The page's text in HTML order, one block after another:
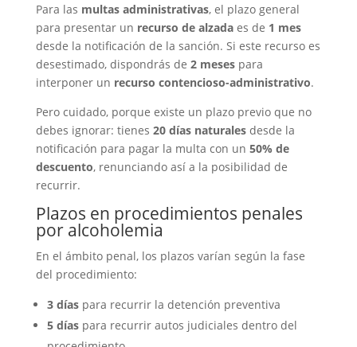
Para las multas administrativas, el plazo general
para presentar un recurso de alzadaes de 1 mes
desde la notificación de la sanción. Si este recurso es
desestimado, dispondrás de 2 mesespara
interponer un recurso contencioso-administrativo.
Pero cuidado, porque existe un plazo previo que no
debes ignorar: tienes 20 días naturalesdesde la
notificación para pagar la multa con un 50% de
descuento, renunciando así a la posibilidad de
recurrir.
Plazos en procedimientos penales
por alcoholemia
En el ámbito penal, los plazos varían según la fase
del procedimiento:
3 díaspara recurrir la detención preventiva
5 díaspara recurrir autos judiciales dentro del